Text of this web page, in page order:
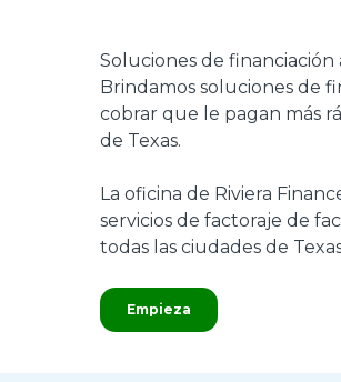
Soluciones de financiación
Brindamos soluciones de
cobrar que le pagan más
de Texas.
La oficina de Riviera
servicios de factoraje de
todas las ciudades de
Empieza